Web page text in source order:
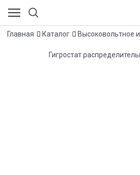
Главная Каталог Высоковольтное
Гигростат